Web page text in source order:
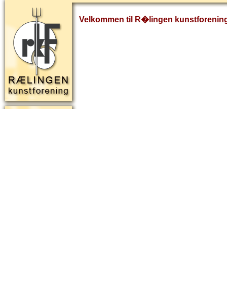
Velkommen til R�lingen